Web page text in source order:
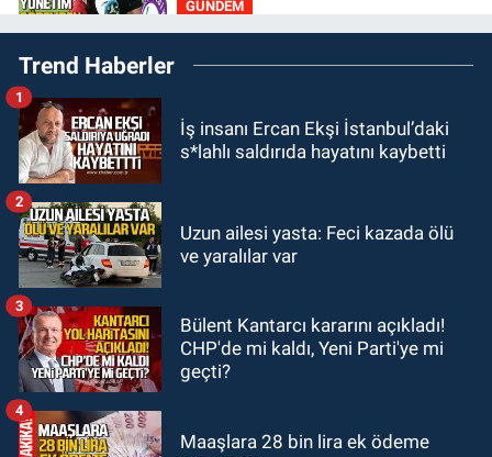
GÜNDEM
21:12Yönetim kulübü önce borç
batağına soktu şimdi de görevden
20:56
20:46Zonguldak-Düzce yolunda
GÜNDEM
19:21Yangında dakikalarla
yarıştılar: Korku dolu anlar
Trend Haberler
İş insanı Ercan Ekşi İstanbul’daki
s*lahlı saldırıda hayatını kaybetti
1
Uzun ailesi yasta: Feci kazada ölü
ve yaralılar var
2
Bülent Kantarcı kararını açıkladı!
CHP'de mi kaldı, Yeni Parti'ye mi
geçti?
3
Maaşlara 28 bin lira ek ödeme
4